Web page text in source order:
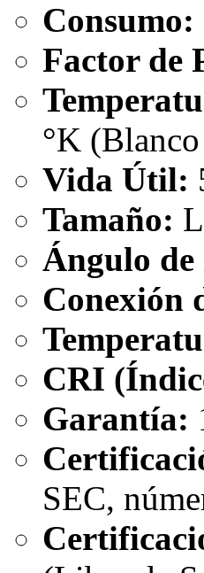
Consumo:
Factor de
°K
Vida Útil:
Tamaño:
Ángulo
Conexión
CRI
Garantía:
SEC,